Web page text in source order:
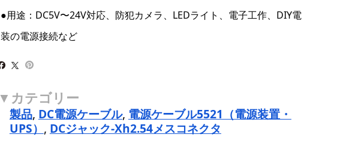
●用途：DC5V〜24V対応、防犯カメラ、LEDライト、電子工作、DIY電
装の電源接続など
製品, DC電源ケーブル, 電源ケーブル5521（電源装置・
UPS） , DCジャック‐Xh2.54メスコネクタ